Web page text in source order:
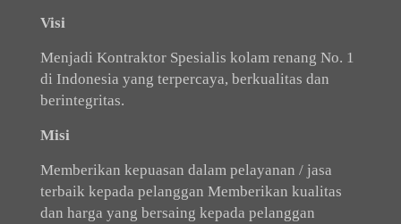
Visi
Menjadi Kontraktor Spesialis kolam renang No. 1
di Indonesia yang terpercaya, berkualitas dan
berintegritas.
Misi
Memberikan kepuasan dalam pelayanan / jasa
terbaik kepada pelanggan Memberikan kualitas
dan harga yang bersaing kepada pelanggan